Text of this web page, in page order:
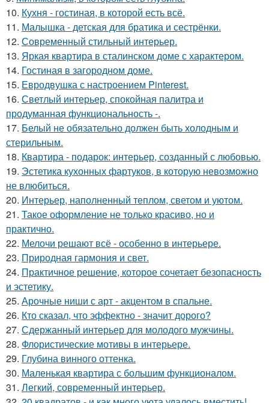
10. Кухня - гостиная, в которой есть всё.
11. Малышка - детская для братика и сестрёнки.
12. Современный стильный интерьер.
13. Яркая квартира в сталинском доме с характером.
14. Гостиная в загородном доме.
15. Евродвушка с настроением Pinterest.
16. Светлый интерьер, спокойная палитра и
продуманная функциональность -.
17. Белый не обязательно должен быть холодным и
стерильным.
18. Квартира - подарок: интерьер, созданный с любовью.
19. Эстетика кухонных фартуков, в которую невозможно
не влюбиться.
20. Интерьер, наполненный теплом, светом и уютом.
21. Такое оформление не только красиво, но и
практично.
22. Мелочи решают всё - особенно в интерьере.
23. Природная гармония и свет.
24. Практичное решение, которое сочетает безопасность
и эстетику.
25. Арочные ниши с арт - акцентом в спальне.
26. Кто сказал, что эффектно - значит дорого?
27. Сдержанный интерьер для молодого мужчины.
28. Флористические мотивы в интерьере.
29. Глубина винного оттенка.
30. Маленькая квартира с большим функционалом.
31. Легкий, современный интерьер.